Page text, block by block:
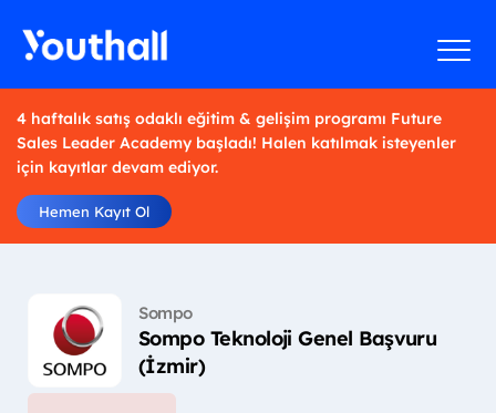
4 haftalık satış odaklı eğitim & gelişim programı Future
Sales Leader Academy başladı! Halen katılmak isteyenler
için kayıtlar devam ediyor.
Hemen Kayıt Ol
Sompo
Sompo Teknoloji Genel Başvuru
(İzmir)